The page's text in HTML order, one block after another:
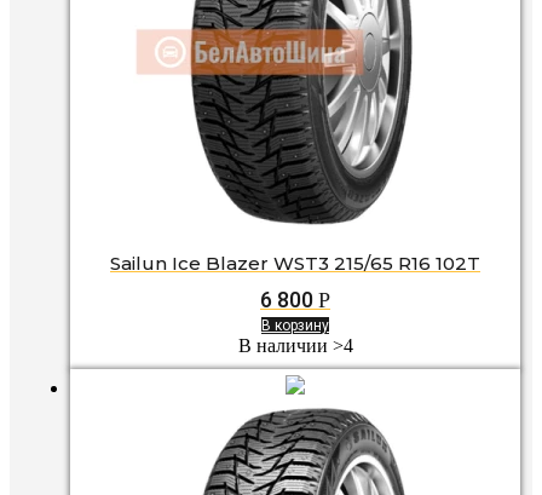
Sailun Ice Blazer WST3 215/65 R16 102T
6 800 Р
В корзину
В наличии >4